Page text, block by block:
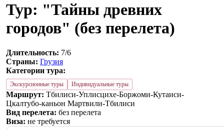
Тур: "Тайны древних
городов" (без перелета)
Длительность: 7/6
Страны: Грузия
Категории тура:
Экскурсионные туры Индивидуальные туры
Маршрут: Тбилиси-Уплисцихе-Боржоми-Кутаиси-
Цкалтубо-каньон Мартвили-Тбилиси
Вид перелета: без перелета
Виза: не требуется